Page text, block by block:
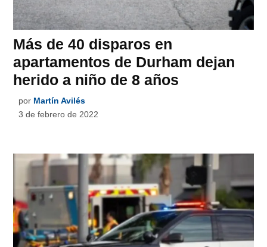
Más de 40 disparos en
apartamentos de Durham dejan
herido a niño de 8 años
por Martín Avilés
3 de febrero de 2022